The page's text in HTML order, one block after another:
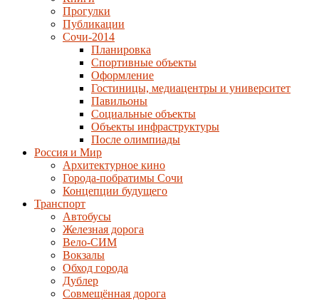
Прогулки
Публикации
Сочи-2014
Планировка
Спортивные объекты
Оформление
Гостиницы, медиацентры и университет
Павильоны
Социальные объекты
Объекты инфраструктуры
После олимпиады
Россия и Мир
Архитектурное кино
Города-побратимы Сочи
Концепции будущего
Транспорт
Автобусы
Железная дорога
Вело-СИМ
Вокзалы
Обход города
Дублер
Совмещённая дорога